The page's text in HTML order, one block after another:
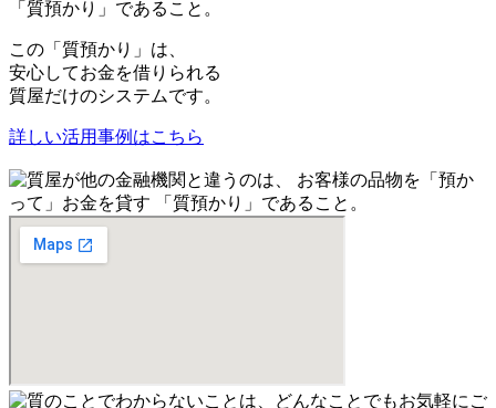
「質預かり」であること。
この「質預かり」は、
安心してお金を借りられる
質屋だけのシステムです。
詳しい活用事例はこちら